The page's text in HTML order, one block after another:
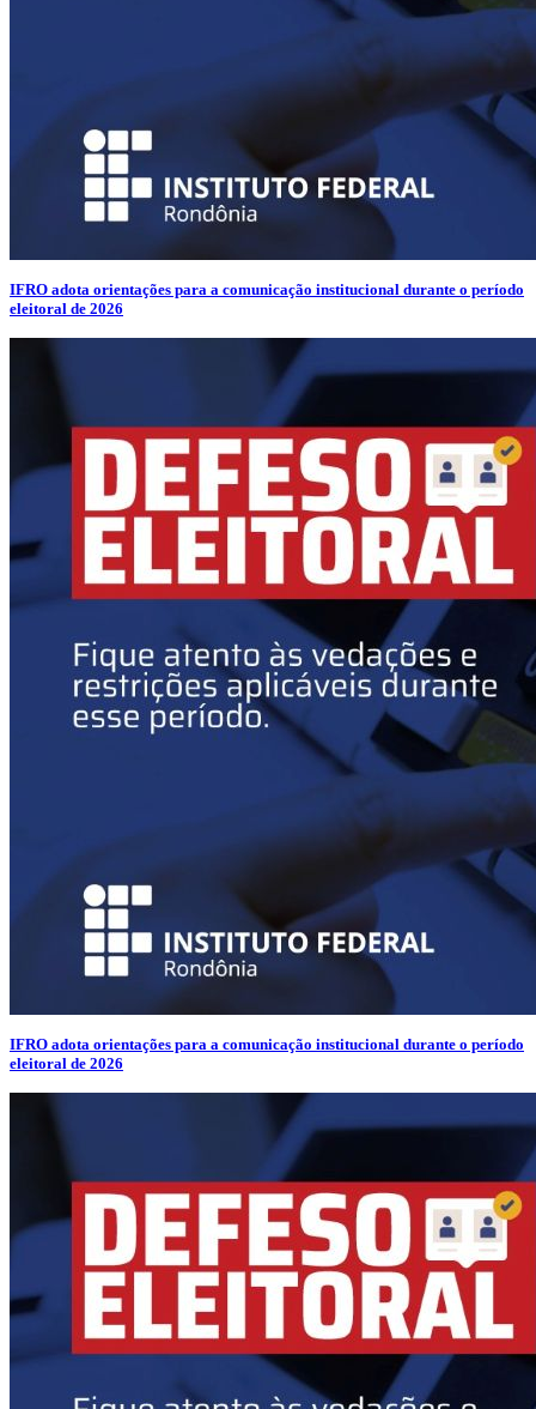
IFRO adota orientações para a comunicação institucional durante o período
eleitoral de 2026
IFRO adota orientações para a comunicação institucional durante o período
eleitoral de 2026